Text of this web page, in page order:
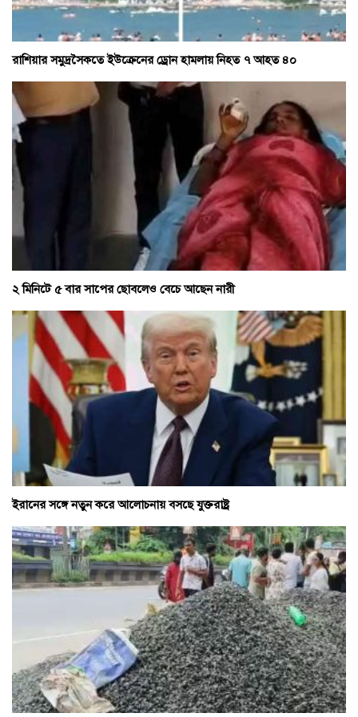
রাশিয়ার সমুদ্রসৈকতে ইউক্রেনের ড্রোন হামলায় নিহত ৭ আহত ৪০
২ মিনিটে ৫ বার সাপের ছোবলেও বেচে আছেন নারী
ইরানের সঙ্গে নতুন করে আলোচনায় বসছে যুক্তরাষ্ট্র